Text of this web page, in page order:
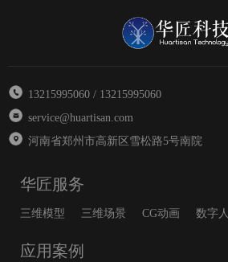
13215995060 / 13215995060
service@huartisan.com
河南省郑州市高新区雪松路5号南院
华匠服务
三维模型 三维场景 CG动画 数字人
应用案例